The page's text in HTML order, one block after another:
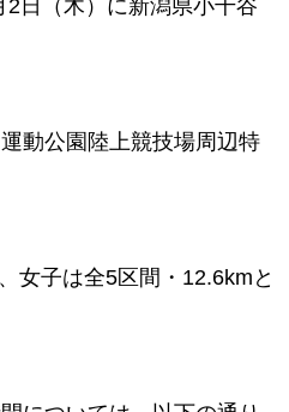
日（木） に新潟県小千谷
動公園陸上競技場周辺特
女子は全5区間・12.6kmと